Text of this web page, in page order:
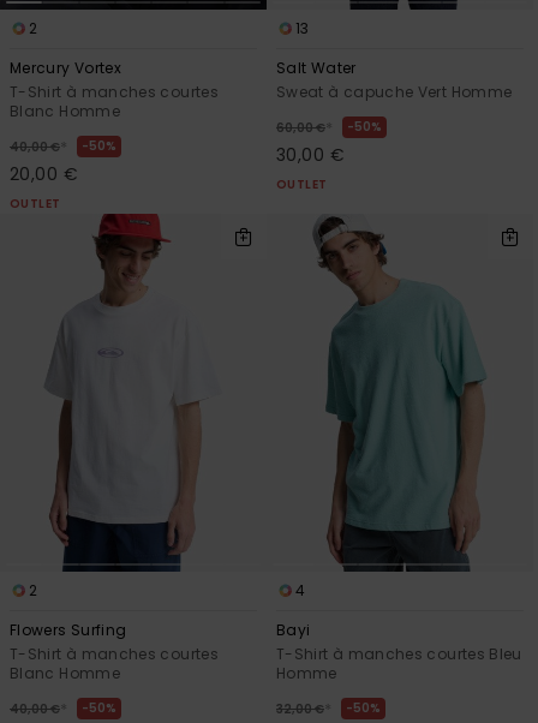
2
Mercury Vortex
T-Shirt à manches courtes
Blanc Homme
40,00 € * 50%
20,00 €
OUTLET
13
Salt Water
Sweat à capuche Vert Homme
60,00 € * 50%
30,00 €
OUTLET
2
Flowers Surfing
T-Shirt à manches courtes
Blanc Homme
40,00 € * 50%
4
Bayi
T-Shirt à manches courtes Bleu
Homme
32,00 € * 50%